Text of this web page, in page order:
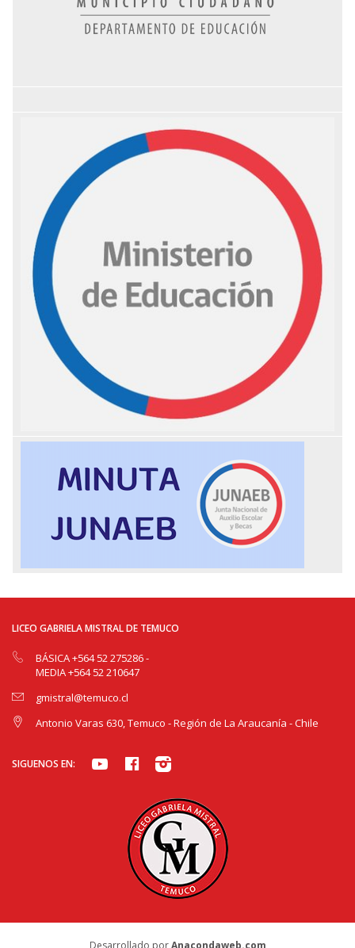
LICEO GABRIELA MISTRAL DE TEMUCO
BÁSICA +564 52 275286-
MEDIA +564 52 210647
gmistral@temuco.cl
Antonio Varas 630, Temuco - Región de La Araucanía - Chile
SIGUENOS EN:
Desarrollado porAnacondaweb.com